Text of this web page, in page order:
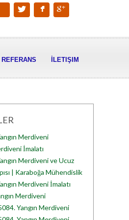
REFERANS İLETIŞIM
Merdiveni
İmalatı
Merdiveni ve Ucuz
| Karaboğa Mühendislik
Merdiveni İmalatı
Merdiveni
Yangın Merdiveni